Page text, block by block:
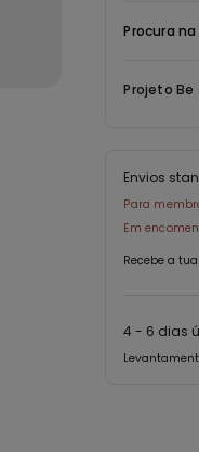
Procura
Projeto
Envios
Para
Em
Recebe a
4 - 6 dias